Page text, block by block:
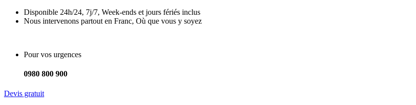
Disponible 24h/24, 7j/7, Week-ends et jours fériés inclus
Nous intervenons partout en Franc, Où que vous y soyez
Pour vos urgences
0980 800 900
Devis gratuit